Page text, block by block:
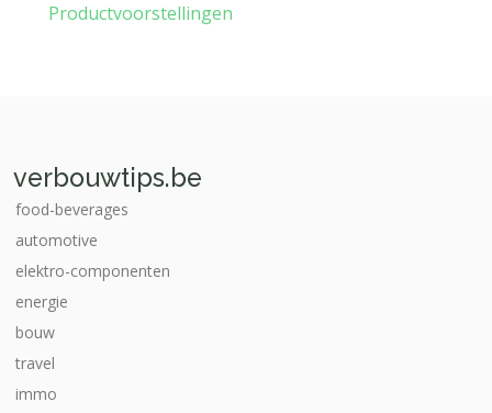
Productvoorstellingen
verbouwtips.be
food-beverages
automotive
elektro-componenten
energie
bouw
travel
immo